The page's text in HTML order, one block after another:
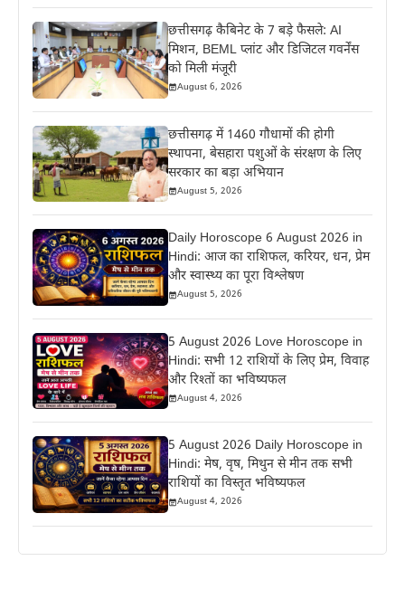
छत्तीसगढ़ कैबिनेट के 7 बड़े फैसले: AI
मिशन, BEML प्लांट और डिजिटल गवर्नेंस
को मिली मंजूरी
August 6, 2026
छत्तीसगढ़ में 1460 गौधामों की होगी
स्थापना, बेसहारा पशुओं के संरक्षण के लिए
सरकार का बड़ा अभियान
August 5, 2026
Daily Horoscope 6 August 2026 in
Hindi: आज का राशिफल, करियर, धन, प्रेम
और स्वास्थ्य का पूरा विश्लेषण
August 5, 2026
5 August 2026 Love Horoscope in
Hindi: सभी 12 राशियों के लिए प्रेम, विवाह
और रिश्तों का भविष्यफल
August 4, 2026
5 August 2026 Daily Horoscope in
Hindi: मेष, वृष, मिथुन से मीन तक सभी
राशियों का विस्तृत भविष्यफल
August 4, 2026